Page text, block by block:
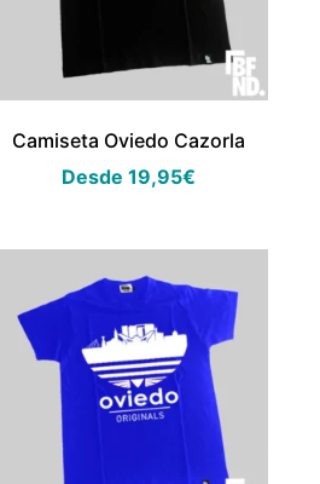
Camiseta Oviedo Cazorla
Desde 19,95€